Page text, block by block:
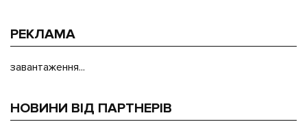
РЕКЛАМА
завантаження...
НОВИНИ ВІД ПАРТНЕРІВ